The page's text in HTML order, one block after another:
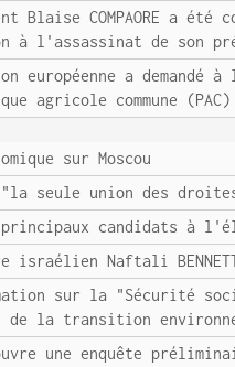
COMPAORE a été
de son
européenne a
agricole commune
sur Moscou
"la seule union des
candidats à
israélien Naftali
sur la "Sécurité
la transition
une enquête